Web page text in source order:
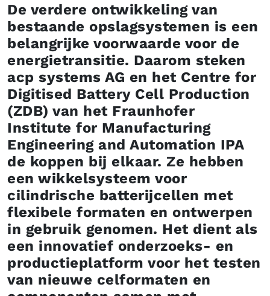
De verdere ontwikkeling van
bestaande opslagsystemen is een
belangrijke voorwaarde voor de
energietransitie. Daarom steken
acp systems AG en het Centre for
Digitised Battery Cell Production
(ZDB) van het Fraunhofer
Institute for Manufacturing
Engineering and Automation IPA
de koppen bij elkaar. Ze hebben
een wikkelsysteem voor
cilindrische batterijcellen met
flexibele formaten en ontwerpen
in gebruik genomen. Het dient als
een innovatief onderzoeks- en
productieplatform voor het testen
van nieuwe celformaten en